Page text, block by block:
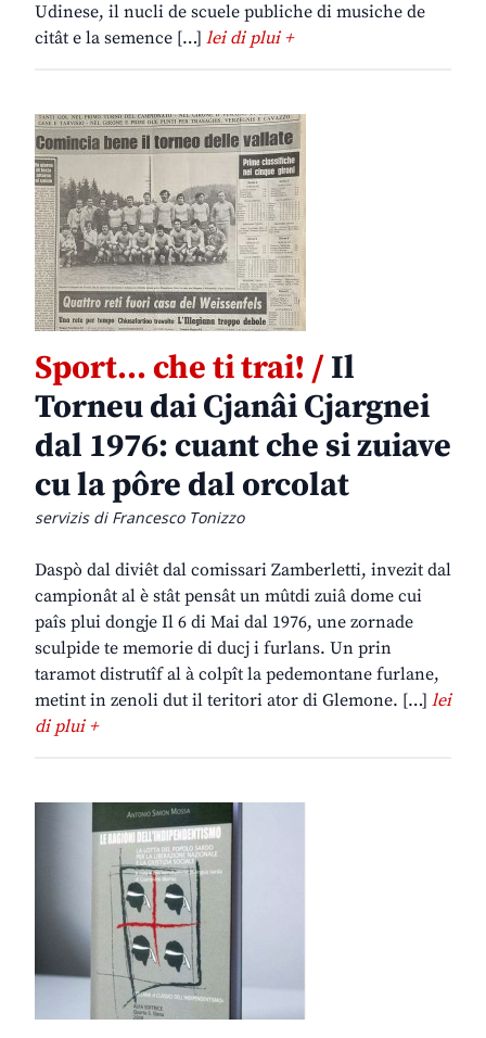
Udinese, il nucli de scuele publiche di musiche de
citât e la semence […] lei di plui +
Sport… che ti trai! /Il
Torneu dai Cjanâi Cjargnei
dal 1976: cuant che si zuiave
cu la pôre dal orcolat
servizis di Francesco Tonizzo
Daspò dal diviêt dal comissari Zamberletti, invezit dal
campionât al è stât pensât un mûtdi zuiâ dome cui
paîs plui dongje Il 6 di Mai dal 1976, une zornade
sculpide te memorie di ducj i furlans. Un prin
taramot distrutîf al à colpît la pedemontane furlane,
metint in zenoli dut il teritori ator di Glemone. […] lei
di plui +